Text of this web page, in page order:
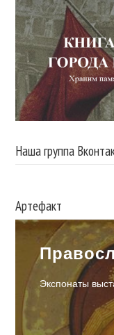
Наша группа
Артефакт
Экспонаты